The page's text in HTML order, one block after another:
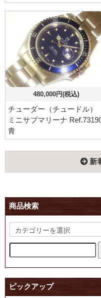
480,000円(税込)
チューダー（チュードル）
ミニサブマリーナ
青
新
商品検索
ピックアップ